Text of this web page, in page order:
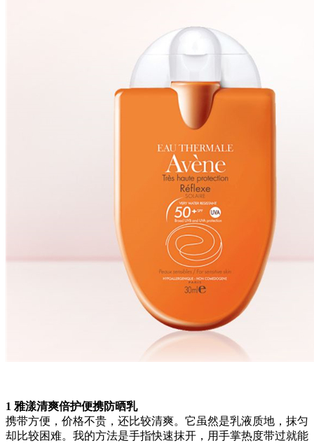
1 雅漾清爽倍护便携防晒乳
携带方便，价格不贵，还比较清爽。它虽然是乳液质地，抹匀
却比较困难。我的方法是手指快速抹开，用手掌热度带过就能